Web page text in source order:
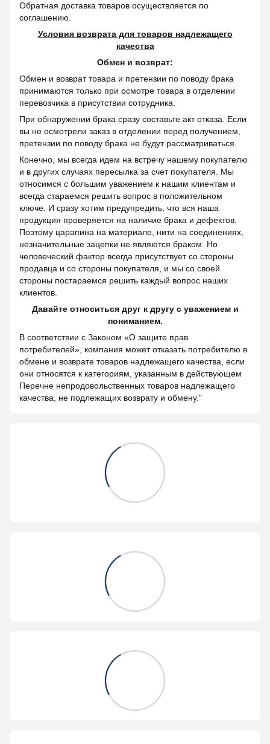
Обратная доставка товаров осуществляется по
соглашению.
Условия возврата для товаров надлежащего
качества
Обмен и возврат:
Обмен и возврат товара и претензии по поводу брака
принимаются только при осмотре товара в отделении
перевозчика в присутствии сотрудника.
При обнаружении брака сразу составьте акт отказа. Если
вы не осмотрели заказ в отделении перед получением,
претензии по поводу брака не будут рассматриваться.
Конечно, мы всегда идем на встречу нашему покупателю
и в других случаях пересылка за счет покупателя. Мы
относимся с большим уважением к нашим клиентам и
всегда стараемся решить вопрос в положительном
ключе. И сразу хотим предупредить, что вся наша
продукция проверяется на наличие брака и дефектов.
Поэтому царапина на материале, нити на соединениях,
незначительные зацепки не являются браком. Но
человеческий фактор всегда присутствует со стороны
продавца и со стороны покупателя, и мы со своей
стороны постараемся решить каждый вопрос наших
клиентов.
Давайте относиться друг к другу с уважением и
пониманием.
В соответствии с Законом «О защите прав
потребителей», компания может отказать потребителю в
обмене и возврате товаров надлежащего качества, если
они относятся к категориям, указанным в действующем
Перечне непродовольственных товаров надлежащего
качества, не подлежащих возврату и обмену."